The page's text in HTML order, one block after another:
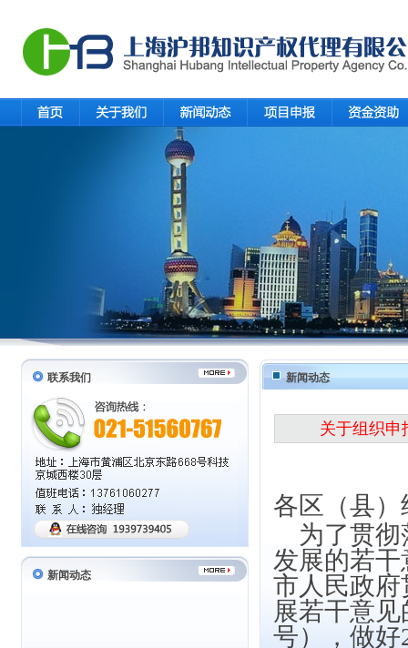
联系我们
新闻动态
新闻动态
关于组织申
各区（县
为了贯
发展的若干
市人民政
展若干意
号），做好